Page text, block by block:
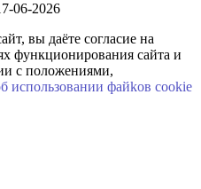
06-2026
вы даёте согласие на
функционирования сайта и
с положениями,
использовании файkов cookie